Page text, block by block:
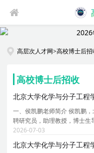
高层次人才网>高校博士后招
高校博士后招收
北京大学化学与分子工程
一、侯凯鹏老师简介 侯凯鹏
聘研究员，助理教授，博士生
科及硕士阶段就读于苏州大学
郎建平教授、鲍晓光教授与
2026-07-03